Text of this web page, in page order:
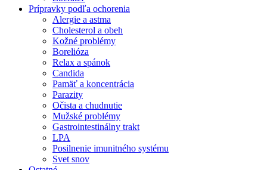
Prípravky podľa ochorenia
Alergie a astma
Cholesterol a obeh
Kožné problémy
Borelióza
Relax a spánok
Candida
Pamäť a koncentrácia
Parazity
Očista a chudnutie
Mužské problémy
Gastrointestinálny trakt
LPA
Posilnenie imunitného systému
Svet snov